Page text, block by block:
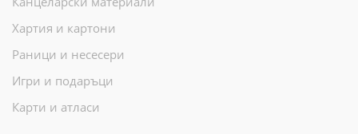
Хартия и картони
Раници и несесери
Игри и подаръци
Карти и атласи